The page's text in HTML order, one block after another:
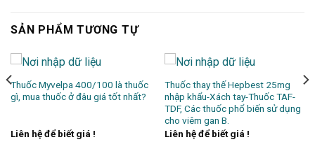
SẢN PHẨM TƯƠNG TỰ
Thuốc Myvelpa 400/100 là thuốc
gì, mua thuốc ở đâu giá tốt nhất?
Liên hệ để biết giá !
Thuốc thay thế Hepbest 25mg
nhập khẩu-Xách tay-Thuốc TAF-
TDF, Các thuốc phổ biến sử dụng
cho viêm gan B.
Liên hệ để biết giá !